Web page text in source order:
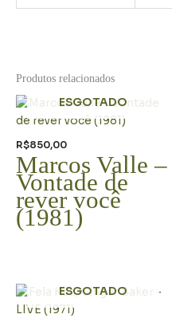
Produtos relacionados
ESGOTADO
R$850,00
Marcos Valle –
Vontade de
rever você
(1981)
ESGOTADO